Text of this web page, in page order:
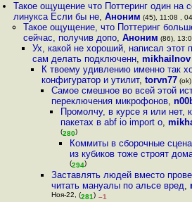
Такое ощущение что Поттеринг один на
линукса Если бы не,Аноним (45), 11:08 ,
Такое ощущение, что Поттеринг
сейчас, получив допо, Аноним (86),
Ух, какой не хороший, написал
сам делать подключенн, mikhailnov
К твоему удивлению именно так
конфигуратор и утилит,torvn77
Самое смешное во всей этой
переключения микрофонов,
Промолчу, в курсе я или нет,
пакетах в abf io import о,
(280)
Коммиты в сборочные
из кубиков тоже строят
(294)
Заставлять людей вместо
читать мануалы по альсе вред,
Ноя-22, (281) –1